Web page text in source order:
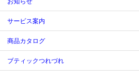
サービス案内
商品カタログ
ブティックつれづれ